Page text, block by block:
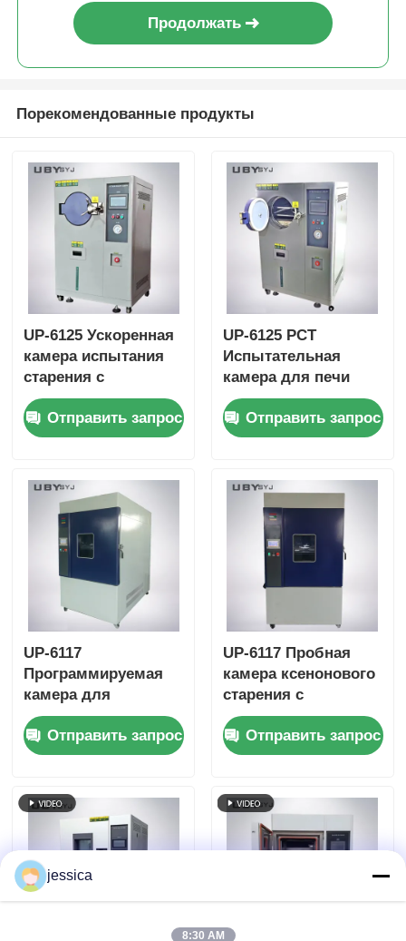
рабочее давление 0,05 ~
0,30MPa
Продолжать
Порекомендованные продукты
UP-6125 Ускоренная
камера испытания
старения с
диапазоном
влажности 100% Rh,
равномерностью
и диапазоном
температуры 105oC
~ + 135oC для
электронного
промышленного
тестирования
Отправить запрос
UP-6125 PCT
Испытательная
камера для печи
под давлением с
фиксированным
насыщенным паром
температурного
диапазона 105 °C ~
143 °C и рабочего
давления 0,05 ~ 0,30
Отправить запрос
UP-6117
Программируемая
камера для
испытаний
ксеноновой дуги с
воздушно-
длиннодуговой
ксеноновой лампой
мощностью 2,5 кВт
для испытаний на
старение в
соответствии с ISO и
Отправить запрос
UP-6117 Пробная
камера ксенонового
старения с
воздушно-
охлажденной
длиннодуговой
мощностью 2,5 кВт
для точного
контроля облучения
стандартам ISO и
ASTM
Отправить запрос
jessica
8:30 AM